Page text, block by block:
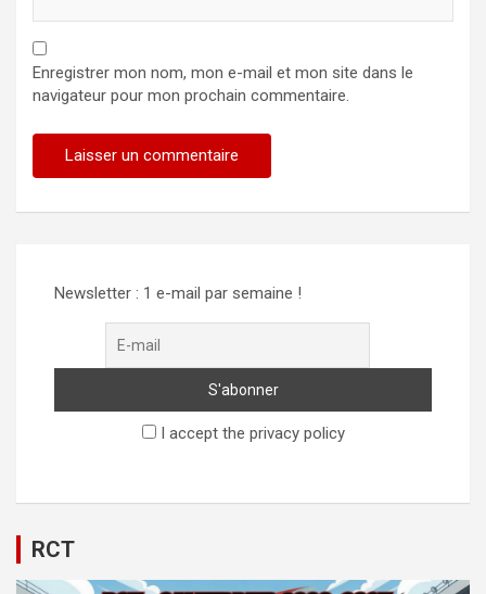
Enregistrer mon nom, mon e-mail et mon site dans le
navigateur pour mon prochain commentaire.
Newsletter : 1 e-mail par semaine !
I accept the privacy policy
RCT